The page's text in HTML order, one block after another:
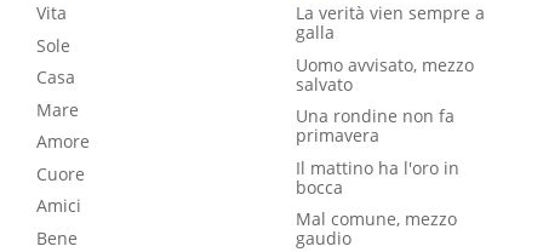
Vita
Sole
Casa
Mare
Amore
Cuore
Amici
Bene
La verità vien sempre a
galla
Uomo avvisato, mezzo
salvato
Una rondine non fa
primavera
Il mattino ha l'oro in
bocca
Mal comune, mezzo
gaudio